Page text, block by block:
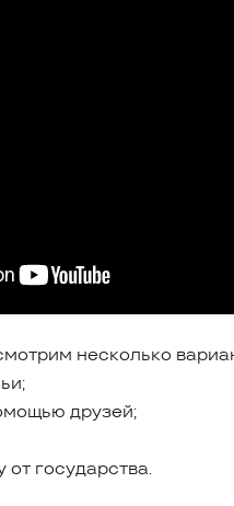
несколько
друзей;
государства.